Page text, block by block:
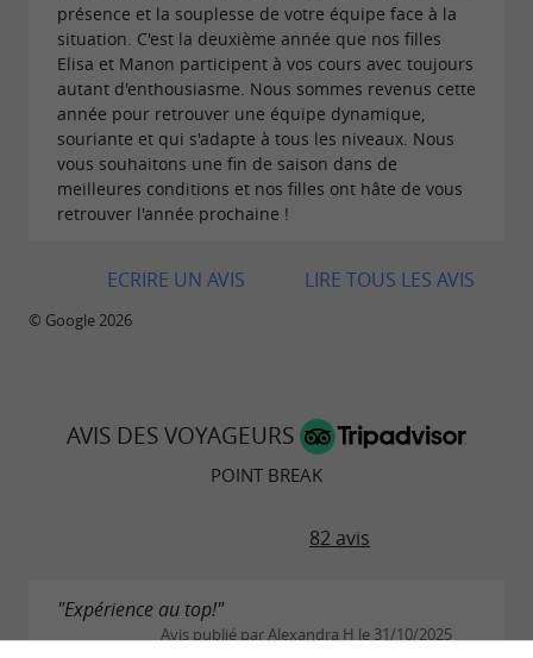
présence et la souplesse de votre équipe face à la
situation. C'est la deuxième année que nos filles
Elisa et Manon participent à vos cours avec toujours
autant d'enthousiasme. Nous sommes revenus cette
année pour retrouver une équipe dynamique,
souriante et qui s'adapte à tous les niveaux. Nous
vous souhaitons une fin de saison dans de
meilleures conditions et nos filles ont hâte de vous
retrouver l'année prochaine !
LIRE TOUS LES AVIS
ECRIRE UN AVIS
© Google 2026
AVIS DES VOYAGEURS
POINT BREAK
82 avis
"Expérience au top!"
Avis publié par Alexandra H le 31/10/2025